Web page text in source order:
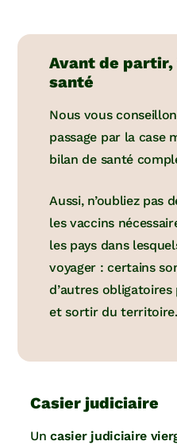
Avant de
santé
Nous vous
passage par la case
bilan de santé
Aussi, n’oubliez pas
les vaccins
les pays dans
voyager : certains
d’autres
et sortir du territoire.
Casier judiciaire
Uncasier judiciaire